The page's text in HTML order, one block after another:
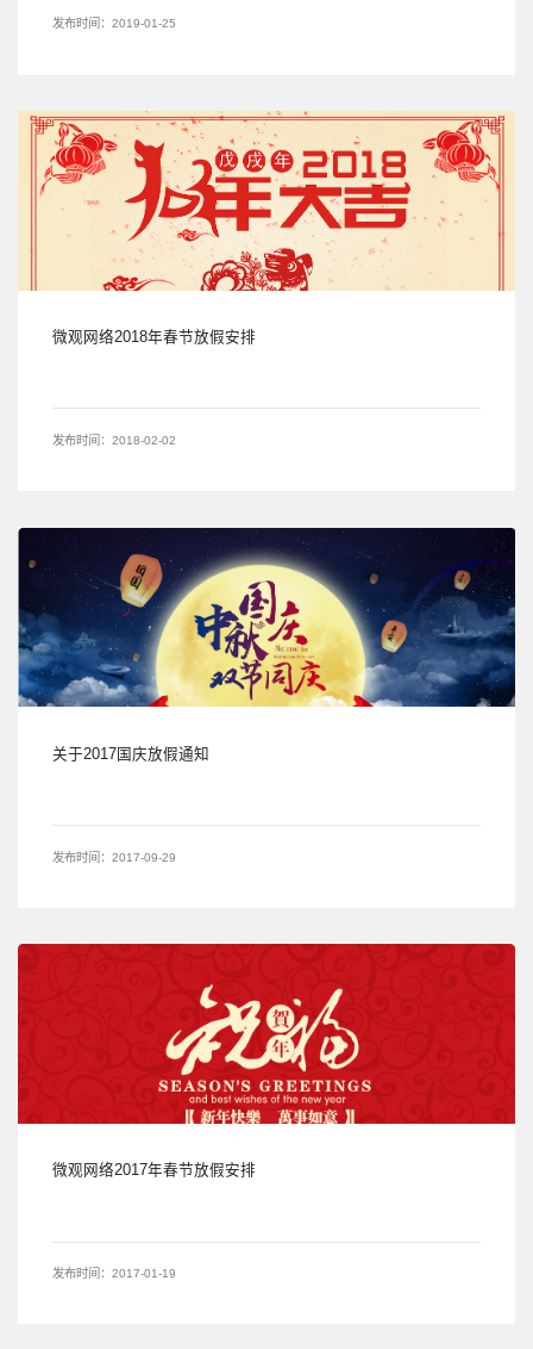
发布时间：2019-01-25
微观网络2018年春节放假安排
发布时间：2018-02-02
关于2017国庆放假通知
发布时间：2017-09-29
微观网络2017年春节放假安排
发布时间：2017-01-19